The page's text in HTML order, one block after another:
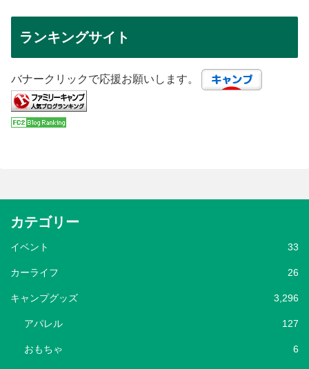
ランキングサイト
バナークリックで応援お願いします。
カテゴリー
イベント 33
カーライフ 26
キャンプグッズ 3,296
アパレル 127
おもちゃ 6